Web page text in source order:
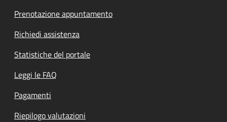
Prenotazione appuntamento
Richiedi assistenza
Statistiche del portale
Leggi le FAQ
Pagamenti
Riepilogo valutazioni